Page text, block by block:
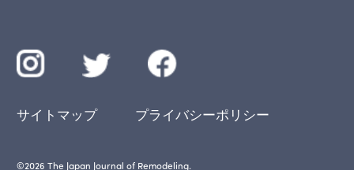
サイトマップ プライバシーポリシー
©︎2026 The Japan Journal of Remodeling.